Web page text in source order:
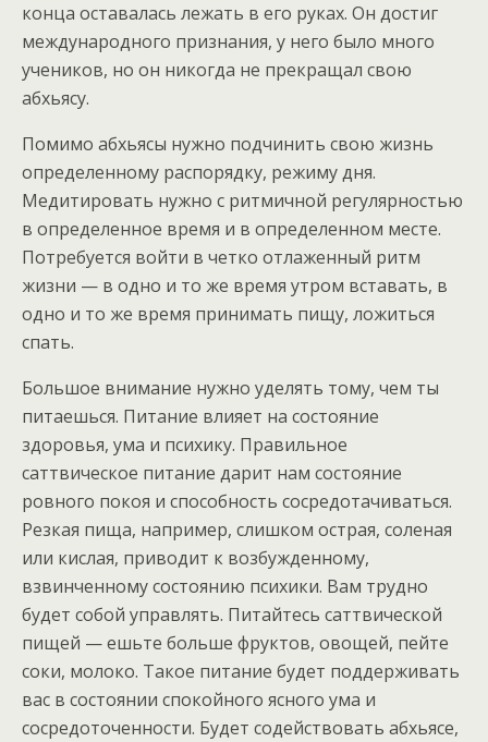
конца оставалась лежать в его руках. Он достиг
международного признания, у него было много
учеников, но он никогда не прекращал свою
абхьясу.
Помимо абхьясы нужно подчинить свою жизнь
определенному распорядку, режиму дня.
Медитировать нужно с ритмичной регулярностью
в определенное время и в определенном месте.
Потребуется войти в четко отлаженный ритм
жизни — в одно и то же время утром вставать, в
одно и то же время принимать пищу, ложиться
спать.
Большое внимание нужно уделять тому, чем ты
питаешься. Питание влияет на состояние
здоровья, ума и психику. Правильное
саттвическое питание дарит нам состояние
ровного покоя и способность сосредотачиваться.
Резкая пища, например, слишком острая, соленая
или кислая, приводит к возбужденному,
взвинченному состоянию психики. Вам трудно
будет собой управлять. Питайтесь саттвической
пищей — ешьте больше фруктов, овощей, пейте
соки, молоко. Такое питание будет поддерживать
вас в состоянии спокойного ясного ума и
сосредоточенности. Будет содействовать абхьясе,